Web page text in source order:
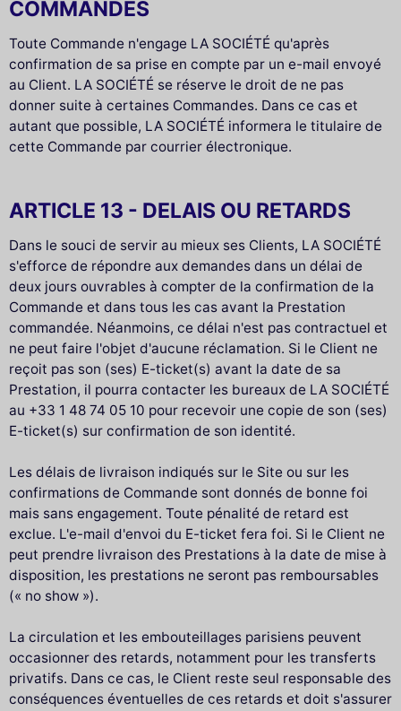
COMMANDES
Toute Commande n'engage LA SOCIÉTÉ qu'après
confirmation de sa prise en compte par un e-mail envoyé
au Client. LA SOCIÉTÉ se réserve le droit de ne pas
donner suite à certaines Commandes. Dans ce cas et
autant que possible, LA SOCIÉTÉ informera le titulaire de
cette Commande par courrier électronique.
ARTICLE 13 - DELAIS OU RETARDS
Dans le souci de servir au mieux ses Clients, LA SOCIÉTÉ
s'efforce de répondre aux demandes dans un délai de
deux jours ouvrables à compter de la confirmation de la
Commande et dans tous les cas avant la Prestation
commandée. Néanmoins, ce délai n'est pas contractuel et
ne peut faire l'objet d'aucune réclamation. Si le Client ne
reçoit pas son (ses) E-ticket(s) avant la date de sa
Prestation, il pourra contacter les bureaux de LA SOCIÉTÉ
au +33 1 48 74 05 10 pour recevoir une copie de son (ses)
E-ticket(s) sur confirmation de son identité.
Les délais de livraison indiqués sur le Site ou sur les
confirmations de Commande sont donnés de bonne foi
mais sans engagement. Toute pénalité de retard est
exclue. L'e-mail d'envoi du E-ticket fera foi. Si le Client ne
peut prendre livraison des Prestations à la date de mise à
disposition, les prestations ne seront pas remboursables
(« no show »).
La circulation et les embouteillages parisiens peuvent
occasionner des retards, notamment pour les transferts
privatifs. Dans ce cas, le Client reste seul responsable des
conséquences éventuelles de ces retards et doit s'assurer